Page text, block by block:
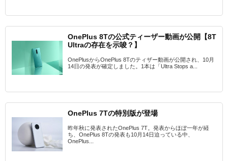
OnePlus 8Tの公式ティーザー動画が公開【8T
Ultraの存在を示唆？】
OnePlusからOnePlus 8Tのティザー動画が公開され、10月
14日の発表が確定しました。1本は「Ultra Stops a...
OnePlus 7Tの特別版が登場
昨年秋に発表されたOnePlus 7T。発表からほぼ一年が経
ち、OnePlus 8Tの発表も10月14日迫っている中、
OnePlus...